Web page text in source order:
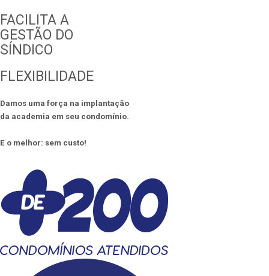
FACILITA A
GESTÃO DO
SÍNDICO
FLEXIBILIDADE
Damos uma força na implantação
da academia em seu condomínio.
E o melhor: sem custo!